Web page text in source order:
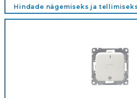
Hindade nägemiseks ja